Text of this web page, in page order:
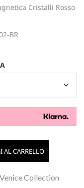
Cristalli Rosso
BR
AL CARRELLO
Collection